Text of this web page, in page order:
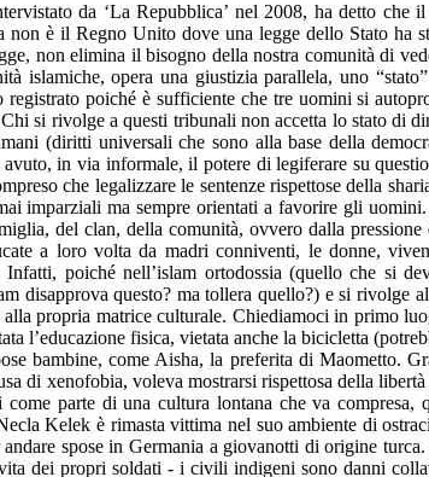
da ‘La Repubblica’ nel 2008, ha detto
non è il Regno Unito dove una legge dello Stato
non elimina il bisogno della nostra comunità di
islamiche, opera una giustizia parallela, uno
poiché è sufficiente che tre uomini si
si rivolge a questi tribunali non accetta lo stato di
(diritti universali che sono alla base della
in via informale, il potere di legiferare su
che legalizzare le sentenze rispettose della
imparziali ma sempre orientati a favorire gli
del clan, della comunità, ovvero dalla
a loro volta da madri conniventi, le donne,
poiché nell’islam ortodossia (quello che si
disapprova questo? ma tollera quello?) e si
propria matrice culturale. Chiediamoci in primo
l’educazione fisica, vietata anche la bicicletta
bambine, come Aisha, la preferita di Maometto.
di xenofobia, voleva mostrarsi rispettosa della
parte di una cultura lontana che va
Kelek è rimasta vittima nel suo ambiente di
spose in Germania a giovanotti di origine
dei propri soldati - i civili indigeni sono danni